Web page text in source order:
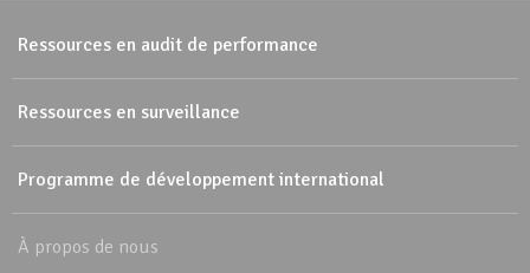
Ressources en audit de performance
Ressources en surveillance
Programme de développement international
À propos de nous